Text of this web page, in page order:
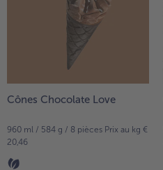
Cônes Chocolate Love
960 ml / 584 g / 8 pièces Prix au kg €
20,46